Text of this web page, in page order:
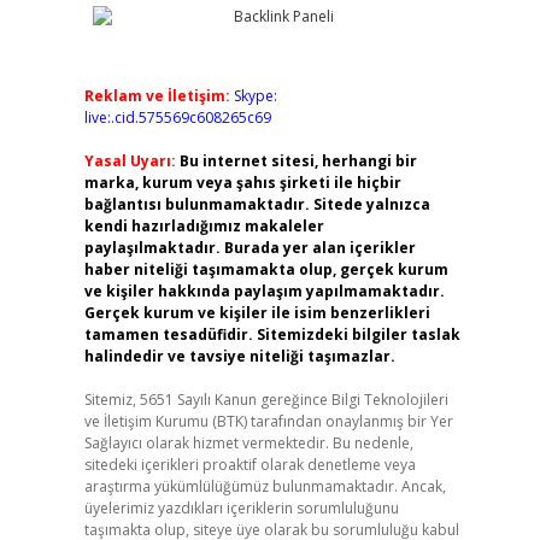
Reklam ve İletişim: Skype:
live:.cid.575569c608265c69
Yasal Uyarı: Bu internet sitesi, herhangi bir
marka, kurum veya şahıs şirketi ile hiçbir
bağlantısı bulunmamaktadır. Sitede yalnızca
kendi hazırladığımız makaleler
paylaşılmaktadır. Burada yer alan içerikler
haber niteliği taşımamakta olup, gerçek kurum
ve kişiler hakkında paylaşım yapılmamaktadır.
Gerçek kurum ve kişiler ile isim benzerlikleri
tamamen tesadüfidir. Sitemizdeki bilgiler taslak
halindedir ve tavsiye niteliği taşımazlar.
Sitemiz, 5651 Sayılı Kanun gereğince Bilgi Teknolojileri
ve İletişim Kurumu (BTK) tarafından onaylanmış bir Yer
Sağlayıcı olarak hizmet vermektedir. Bu nedenle,
sitedeki içerikleri proaktif olarak denetleme veya
araştırma yükümlülüğümüz bulunmamaktadır. Ancak,
üyelerimiz yazdıkları içeriklerin sorumluluğunu
taşımakta olup, siteye üye olarak bu sorumluluğu kabul